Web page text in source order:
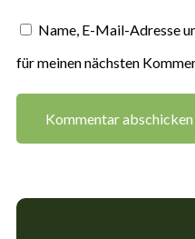
Name, E-Mail-Adresse
für meinen nächsten